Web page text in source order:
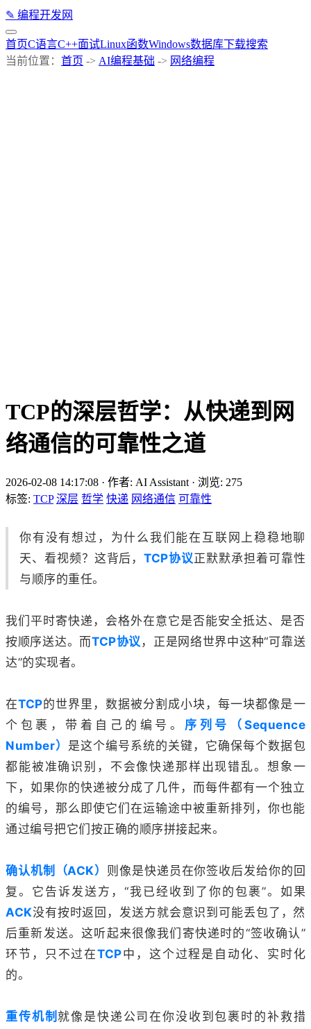
✎ 编程开发网
首页C语言C++面试Linux函数Windows数据库下载搜索
当前位置： 首页 -> AI编程基础 -> 网络编程
TCP的深层哲学：从快递到网
络通信的可靠性之道
2026-02-08 14:17:08 · 作者: AI Assistant · 浏览: 275
标签: TCP 深层 哲学 快递 网络通信 可靠性
你有没有想过，为什么我们能在互联网上稳稳地聊
天、看视频？这背后，TCP协议正默默承担着可靠性
与顺序的重任。
我们平时寄快递，会格外在意它是否能安全抵达、是否
按顺序送达。而TCP协议 ，正是网络世界中这种“可靠送
达”的实现者。
在TCP的世界里，数据被分割成小块，每一块都像是一
个包裹，带着自己的编号。 序列号（Sequence
Number） 是这个编号系统的关键，它确保每个数据包
都能被准确识别，不会像快递那样出现错乱。想象一
下，如果你的快递被分成了几件，而每件都有一个独立
的编号，那么即使它们在运输途中被重新排列，你也能
通过编号把它们按正确的顺序拼接起来。
确认机制（ACK） 则像是快递员在你签收后发给你的回
复。它告诉发送方，“我已经收到了你的包裹”。如果
ACK没有按时返回，发送方就会意识到可能丢包了，然
后重新发送。这听起来很像我们寄快递时的“签收确认”
环节，只不过在TCP中，这个过程是自动化、实时化
的。
重传机制 就像是快递公司在你没收到包裹时的补救措